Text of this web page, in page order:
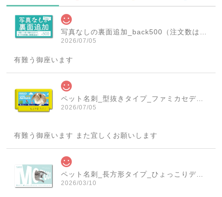
2026/07/05
有難う御座います
2026/07/05
有難う御座います また宜しくお願いします
2026/03/10